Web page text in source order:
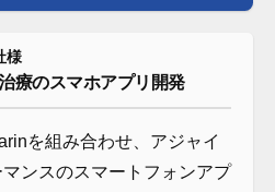
様
療のスマホアプリ開発
を組み合わせ、アジャイ
ンスのスマートフォンアプ